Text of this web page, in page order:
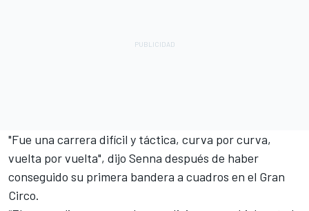
"Fue una carrera difícil y táctica, curva por curva,
vuelta por vuelta", dijo Senna después de haber
conseguido su primera bandera a cuadros en el Gran
Circo.